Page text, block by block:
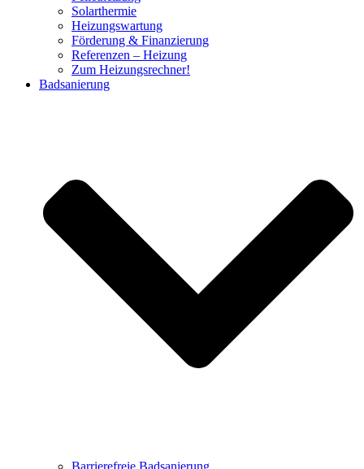
Solarthermie
Heizungswartung
Förderung & Finanzierung
Referenzen – Heizung
Zum Heizungsrechner!
Badsanierung